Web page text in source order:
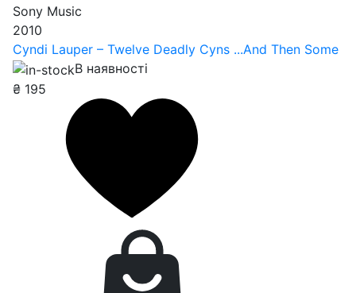
Sony Music
2010
Cyndi Lauper – Twelve Deadly Cyns ...And Then Some
В наявності
₴ 195